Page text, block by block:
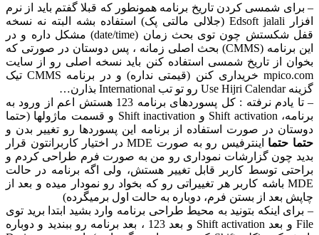
– برای شمسی کردن تاریخ برنامه همونطور که قبلا گفتم باید از نرم
افزار Edsoft jalali (جلالی مالتی پک) استفاده بشه البته نه نسخه
قفل شکستش چون توی بحث زمان (date/time) مشکل داره و در
این برنامه (CMMS) بحث اصلی زمانه ، پس دوستان در صورتی که
بخوان از تاریخ شمسی استفاده کنن باید نسخه اصلی رو از سایت
mpico.com خریداری کنن (قیمتی نداره) و در برنامه CMMS تیک
گزینه Use Hijri Calendar رو تو تب International بذارن…
– تا یادم نرفته : کل پسوردهای برنامه 123 هستش اعم از ورود به
برنامه، Shift activation و Shift inactivation‌ و قسمت ماژولها (حتما
دوستان در صورت استفاده از برنامه این پسوردها رو تغییر بدن و
حتما حتما
اینترفیس رو به صورت MDE در اختیار کاربرانتون قرار
بدید چون گزارشات نموداری رو من به صورت فرم طراحی کردم و
براحتی توسط کاربر قابل تغییر هستش، ولی اگه برنامه در حالت
MDE باشه کاربر هر تغییراتی رو که بخواد رو نمودار میده و بعد از
چاپش بعد از بستن فرم، دوباره به حالت اول برمیگرده)
– برای اینکه بتونید به محیط طراحی برنامه وارد بشید ابتدا برید توی
File و بعد Shift activation و بعد 123 ، بعد برنامه رو ببندید و دوباره